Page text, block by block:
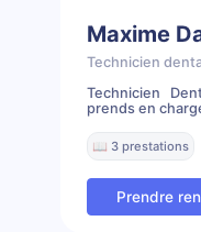
Maxime
Technicien
Technicien
prends en
📖 3 prestations
Prendre